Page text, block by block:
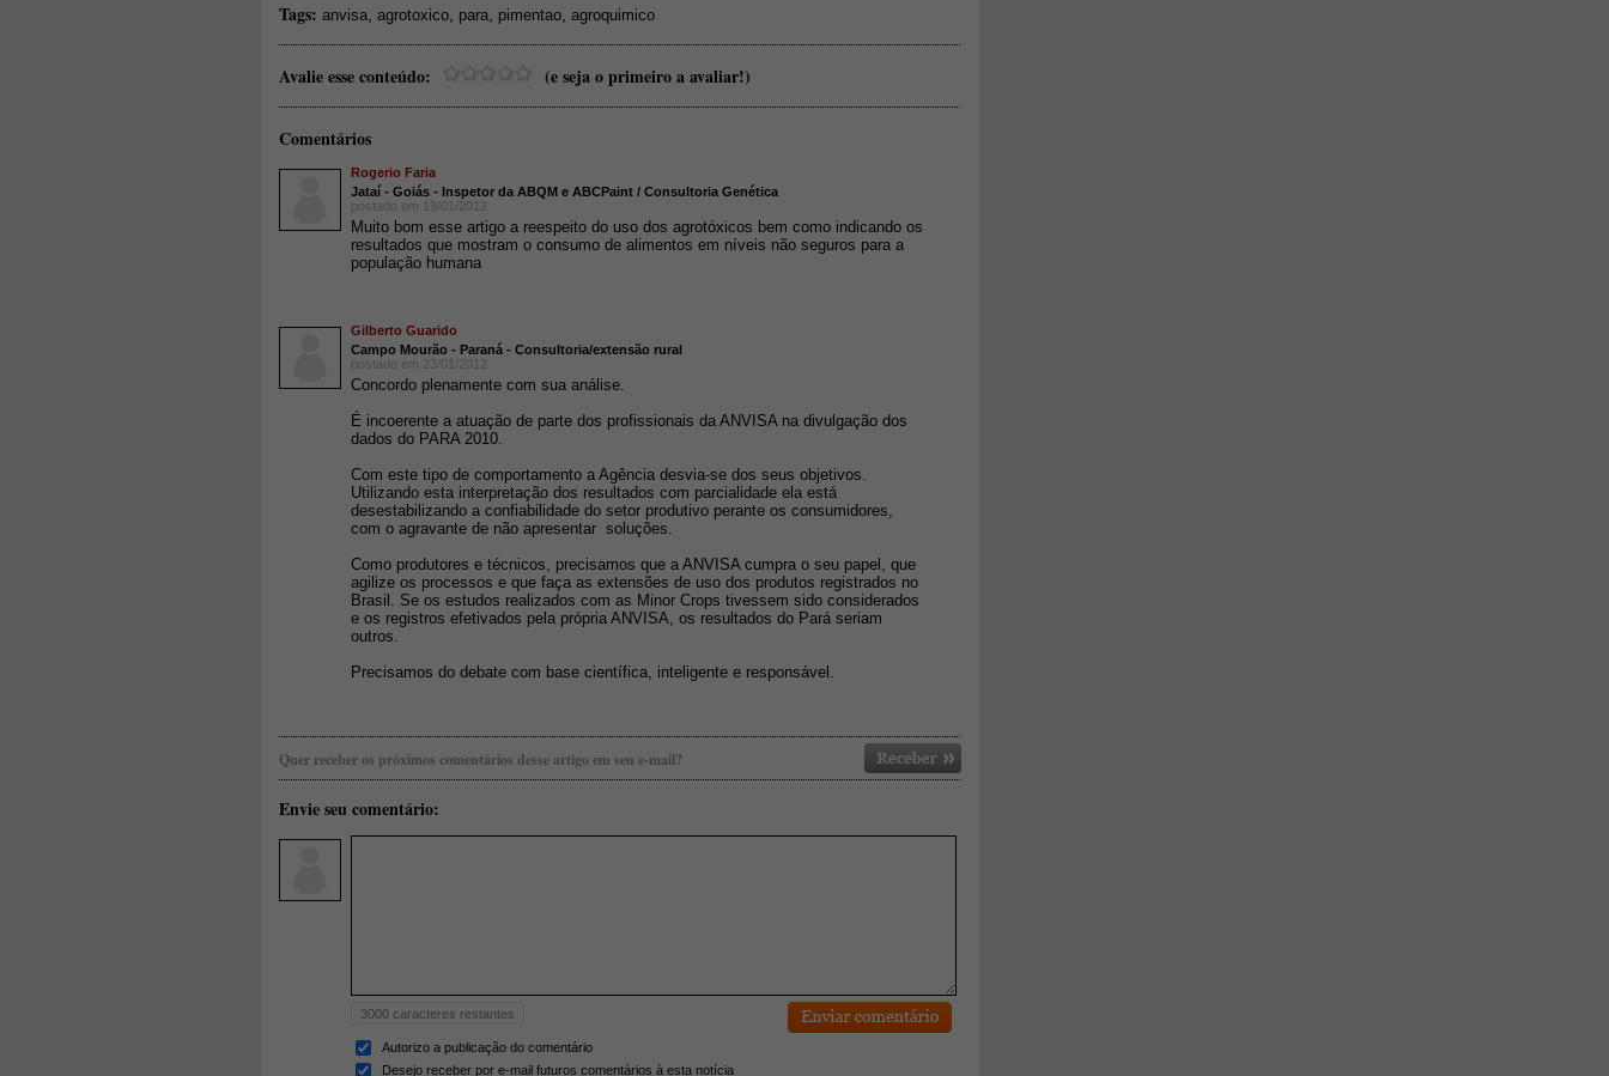
Tags: anvisa agrotoxico para pimentao agroquimico
Avalie esse conteúdo: (e seja o primeiro a avaliar!)
Comentários
Rogerio Faria
Jataí - Goiás - Inspetor da ABQM e ABCPaint / Consultoria Genética
postado em 19/01/2012
Muito bom esse artigo a reespeito do uso dos agrotóxicos bem como indicando os
resultados que mostram o consumo de alimentos em níveis não seguros para a
população humana
Gilberto Guarido
Campo Mourão - Paraná - Consultoria/extensão rural
postado em 23/01/2012
Concordo plenamente com sua análise.
É incoerente a atuação de parte dos profissionais da ANVISA na divulgação dos
dados do PARA 2010.
Com este tipo de comportamento a Agência desvia-se dos seus objetivos.
Utilizando esta interpretação dos resultados com parcialidade ela está
desestabilizando a confiabilidade do setor produtivo perante os consumidores,
com o agravante de não apresentar soluções.
Como produtores e técnicos, precisamos que a ANVISA cumpra o seu papel, que
agilize os processos e que faça as extensões de uso dos produtos registrados no
Brasil. Se os estudos realizados com as Minor Crops tivessem sido considerados
e os registros efetivados pela própria ANVISA, os resultados do Pará seriam
outros.
Precisamos do debate com base científica, inteligente e responsável.
Quer receber os próximos comentários desse artigo em seu e-mail?
Envie seu comentário:
3000 caracteres restantes
Autorizo a publicação do comentário
Desejo receber por e-mail futuros comentários à esta notícia